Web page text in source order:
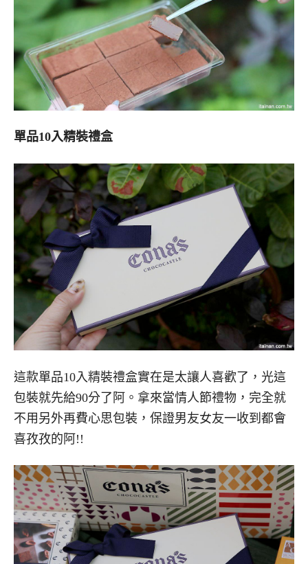
單品10入精裝禮盒
這款單品10入精裝禮盒實在是太讓人喜歡了，光這
包裝就先給90分了阿。拿來當情人節禮物，完全就
不用另外再費心思包裝，保證男友女友一收到都會
喜孜孜的阿!!